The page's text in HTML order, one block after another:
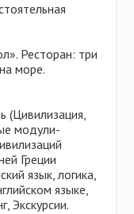
Ресторан: три
море.
(Цивилизация,
модули-
Греции
язык, логика,
языке,
Экскурсии.